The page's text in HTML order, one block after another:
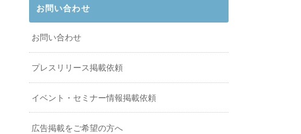
お問い合わせ
お問い合わせ
プレスリリース掲載依頼
イベント・セミナー情報掲載依頼
広告掲載をご希望の方へ